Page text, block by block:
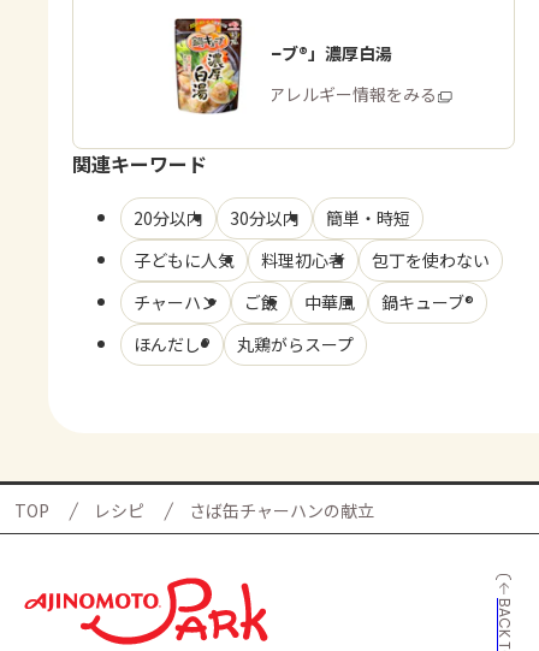
「鍋キューブ®」濃厚白湯
商品・アレルギー情報をみる
関連キーワード
20分以内 30分以内
簡単・時短
子どもに人気
料理初心者
包丁を使わない
チャーハン
ご飯 中華風
鍋キューブ®
ほんだし®
丸鶏がらスープ
TOP レシピ さば缶チャーハンの献立